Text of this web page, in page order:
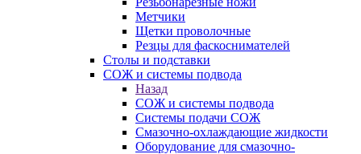
Метчики
Щетки проволочные
Резцы для фаскоснимателей
Столы и подставки
СОЖ и системы подвода
Назад
СОЖ и системы подвода
Системы подачи СОЖ
Смазочно-охлаждающие жидкости
Оборудование для смазочно-